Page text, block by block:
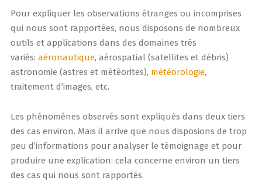
Pour expliquer les observations étranges ou incomprises
qui nous sont rapportées, nous disposons de nombreux
outils et applications dans des domaines très
variés: aéronautique, aérospatial (satellites et débris)
astronomie (astres et météorites), météorologie,
traitement d’images, etc.
Les phénomènes observés sont expliqués dans deux tiers
des cas environ. Mais il arrive que nous disposions de trop
peu d’informations pour analyser le témoignage et pour
produire une explication: cela concerne environ un tiers
des cas qui nous sont rapportés.